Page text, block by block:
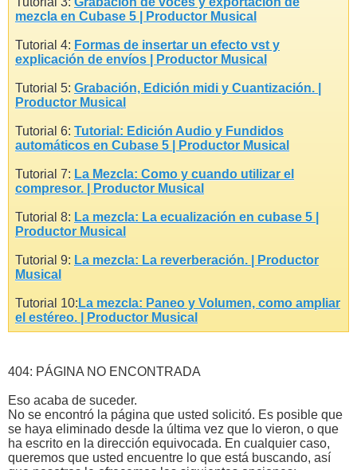
mezcla en Cubase 5 | Productor Musical
Tutorial 4: Formas de insertar un efecto vst y
explicación de envíos | Productor Musical
Tutorial 5: Grabación, Edición midi y Cuantización. |
Productor Musical
Tutorial 6: Tutorial: Edición Audio y Fundidos
automáticos en Cubase 5 | Productor Musical
Tutorial 7: La Mezcla: Como y cuando utilizar el
compresor. | Productor Musical
Tutorial 8: La mezcla: La ecualización en cubase 5 |
Productor Musical
Tutorial 9: La mezcla: La reverberación. | Productor
Musical
Tutorial 10: La mezcla: Paneo y Volumen, como ampliar
el estéreo. | Productor Musical
404: PÁGINA NO ENCONTRADA
Eso acaba de suceder.
No se encontró la página que usted solicitó. Es posible que
se haya eliminado desde la última vez que lo vieron, o que
ha escrito en la dirección equivocada. En cualquier caso,
queremos que usted encuentre lo que está buscando, así